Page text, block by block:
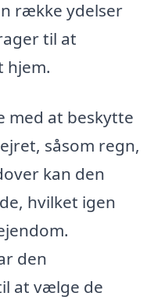
række ydelser
til at
hjem.
med at beskytte
såsom regn,
kan den
hvilket igen
den
at vælge de